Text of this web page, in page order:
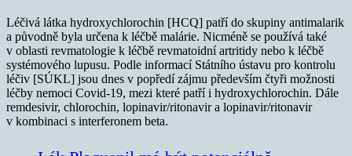
Léčivá látka hydroxychlorochin [HCQ] patří do skupiny antimalarik
a původně byla určena k léčbě malárie. Nicméně se používá také
v oblasti revmatologie k léčbě revmatoidní artritidy nebo k léčbě
systémového lupusu. Podle informací Státního ústavu pro kontrolu
léčiv [SÚKL] jsou dnes v popředí zájmu především čtyři možnosti
léčby nemoci Covid-19, mezi které patří i hydroxychlorochin. Dále
remdesivir, chlorochin, lopinavir/ritonavir a lopinavir/ritonavir
v kombinaci s interferonem beta.